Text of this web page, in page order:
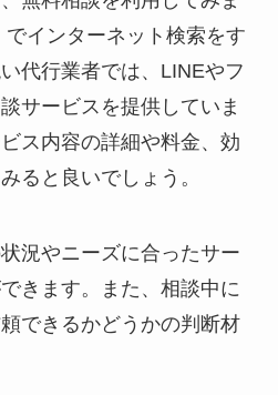
でインターネット検索をす
代行業者では、LINEやフ
サービスを提供していま
ス内容の詳細や料金、効
ると良いでしょう。
況やニーズに合ったサー
きます。また、相談中に
できるかどうかの判断材